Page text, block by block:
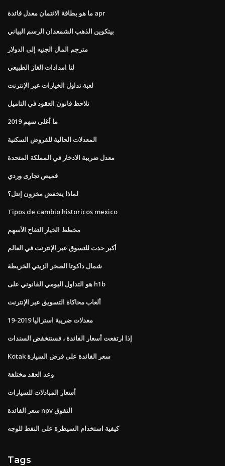
ما هو بطاقة الائتمان معدل فائدة apr
بيتكوين الذهب الشمعدان الرسم البياني
مترجم المال الجنيه إلى الدولار
لنا امدادات الغاز الطبيعي
لعبة تداول الخيارات عبر الإنترنت
تلاحظ قانون العقود في التاميل
ما أغلى سهم 2019
المعدلات الحالية للقروض السكنية
معدل ضريبة الادخار في المملكة المتحدة
قميص تجارى وردي
لماذا ينخفض ​​مخزون إنتل؟
Tipos de cambio historicos mexico
مخطط الخيار التفاح الأسهم
أكبر حدث للتسوق عبر الإنترنت في العالم
شمال داكوتا الصخر الزيتي الخريطة
هو التداول اليومي القانوني على h1b
ألعاب محاكاة التسويق عبر الإنترنت
معدلات ضريبة استراليا 2019-19
إذا ارتفعت أسعار الفائدة ، فستنخفض السندات
Kotak سعر الفائدة على قرض السيارة
وعد العقد مختلفة
أسعار المبادلات للسيارات
سعر الفائدة npv التفوق
كيفية استخدام السيطرة على النفط للوجه
Tags